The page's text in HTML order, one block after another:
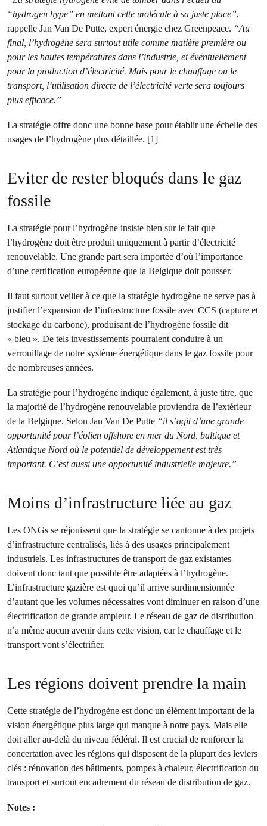
“hydrogen hype” en mettant cette molécule à sa juste place”,
rappelle Jan Van De Putte, expert énergie chez Greenpeace. “Au
final, l’hydrogène sera surtout utile comme matière première ou
pour les hautes températures dans l’industrie, et éventuellement
pour la production d’électricité. Mais pour le chauffage ou le
transport, l’utilisation directe de l’électricité verte sera toujours
plus efficace.”
La stratégie offre donc une bonne base pour établir une échelle des
usages de l’hydrogène plus détaillée. [1]
Eviter de rester bloqués dans le gaz
fossile
La stratégie pour l’hydrogène insiste bien sur le fait que
l’hydrogène doit être produit uniquement à partir d’électricité
renouvelable. Une grande part sera importée d’où l’importance
d’une certification européenne que la Belgique doit pousser.
Il faut surtout veiller à ce que la stratégie hydrogène ne serve pas à
justifier l’expansion de l’infrastructure fossile avec CCS (capture et
stockage du carbone), produisant de l’hydrogène fossile dit
« bleu ». De tels investissements pourraient conduire à un
verrouillage de notre système énergétique dans le gaz fossile pour
de nombreuses années.
La stratégie pour l’hydrogène indique également, à juste titre, que
la majorité de l’hydrogène renouvelable proviendra de l’extérieur
de la Belgique. Selon Jan Van De Putte “il s’agit d’une grande
opportunité pour l’éolien offshore en mer du Nord, baltique et
Atlantique Nord où le potentiel de développement est très
important. C’est aussi une opportunité industrielle majeure.”
Moins d’infrastructure liée au gaz
Les ONGs se réjouissent que la stratégie se cantonne à des projets
d’infrastructure centralisés, liés à des usages principalement
industriels. Les infrastructures de transport de gaz existantes
doivent donc tant que possible être adaptées à l’hydrogène.
L’infrastructure gazière est quoi qu’il arrive surdimensionnée
d’autant que les volumes nécessaires vont diminuer en raison d’une
électrification de grande ampleur. Le réseau de gaz de distribution
n’a même aucun avenir dans cette vision, car le chauffage et le
transport vont s’électrifier.
Les régions doivent prendre la main
Cette stratégie de l’hydrogène est donc un élément important de la
vision énergétique plus large qui manque à notre pays. Mais elle
doit aller au-delà du niveau fédéral. Il est crucial de renforcer la
concertation avec les régions qui disposent de la plupart des leviers
clés : rénovation des bâtiments, pompes à chaleur, électrification du
transport et surtout encadrement du réseau de distribution de gaz.
Notes :